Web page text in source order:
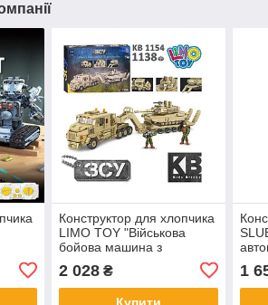
Конструктор для хлопчика
LIMO TOY "Військова
бойова машина з
трейлером та Танком ЗСУ.
Армія" 1138 деталі, KB
1154
2 028₴ 1